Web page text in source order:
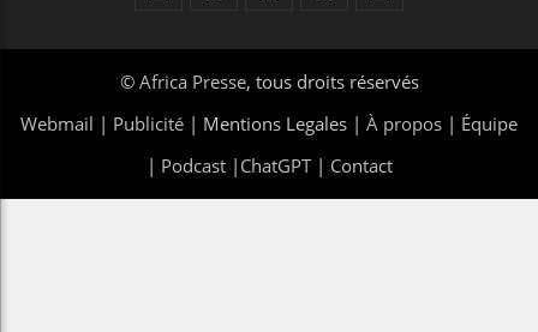
© Africa Presse, tous droits réservés
Webmail | Publicité | Mentions Legales | À propos | Équipe
| Podcast| ChatGPT| Contact